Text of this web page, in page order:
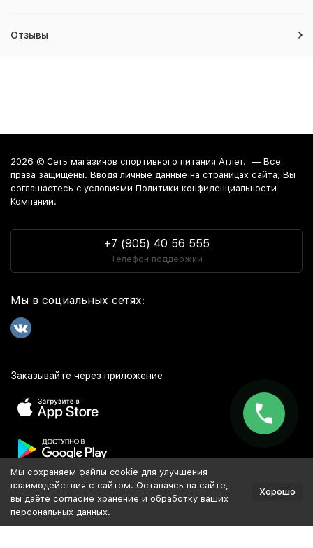
Отзывы
2026 © Сеть магазинов спортивного питания Атлет. — Все
права защищены. Вводя личные данные на страницах сайта, Вы
соглашаетесь c условиями Политики конфиденциальности
Компании.
+7 (905) 40 56 555
Телефон поддержки
Мы в социальных сетях:
Заказывайте через приложение
Популярное
Мы сохраняем файлы cookie для улучшения
взаимодействия с сайтом. Оставаясь на сайте,
вы даёте согласие хранение и обработку ваших
персональных данных.
Хорошо